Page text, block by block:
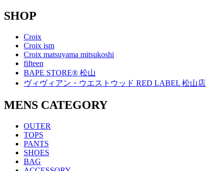
SHOP
Croix
Croix ism
Croix matsuyama mitsukoshi
fifteen
BAPE STORE® 松山
ヴィヴィアン・ウエストウッド RED LABEL 松山店
MENS CATEGORY
OUTER
TOPS
PANTS
SHOES
BAG